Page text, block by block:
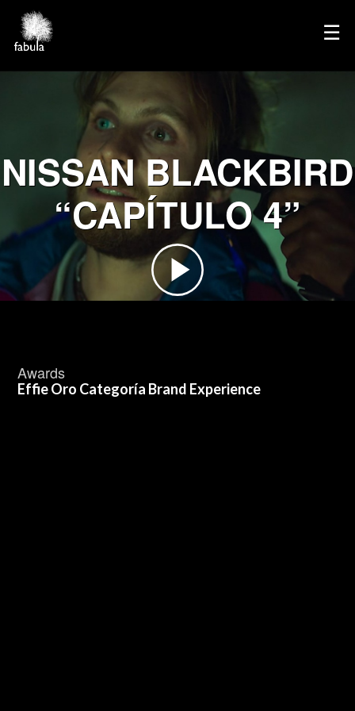
×
Directors
TV
Commercials
Services
Podcasts
Contact
Español
☰
NISSAN BLACKBIRD
“CAPÍTULO 4”
Awards
Effie Oro Categoría Brand Experience